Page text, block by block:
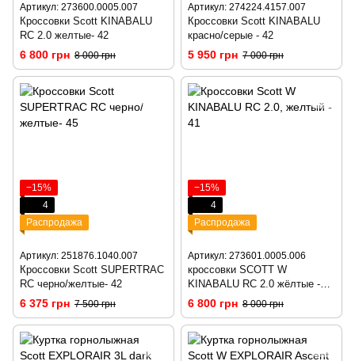
Артикул: 273600.0005.007
Кроссовки Scott KINABALU
RC 2.0 желтые- 42
6 800 грн 8 000 грн
Артикул: 274224.4157.007
Кроссовки Scott KINABALU
красно/серые - 42
5 950 грн 7 000 грн
−15%
4
Распродажа
Артикул: 251876.1040.007
Кроссовки Scott SUPERTRAC
RC черно/желтые- 42
6 375 грн 7 500 грн
−15%
4
Распродажа
Артикул: 273601.0005.006
кроссовки SCOTT W
KINABALU RC 2.0 жёлтые -
36.5
6 800 грн 8 000 грн